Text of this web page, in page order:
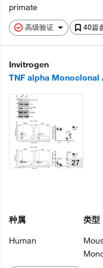
高级验证 40篇
primate
Invitrogen
TNF alpha
27
种属
Human
类型